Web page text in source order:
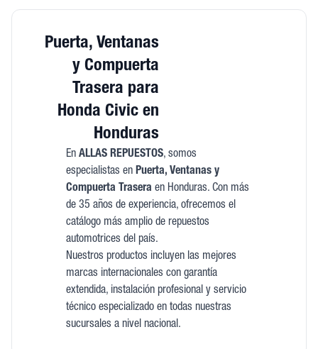
Puerta, Ventanas
y Compuerta
Trasera para
Honda Civic en
Honduras
En ALLAS REPUESTOS, somos
especialistas en Puerta, Ventanas y
Compuerta Trasera en Honduras. Con más
de 35 años de experiencia, ofrecemos el
catálogo más amplio de repuestos
automotrices del país.
Nuestros productos incluyen las mejores
marcas internacionales con garantía
extendida, instalación profesional y servicio
técnico especializado en todas nuestras
sucursales a nivel nacional.